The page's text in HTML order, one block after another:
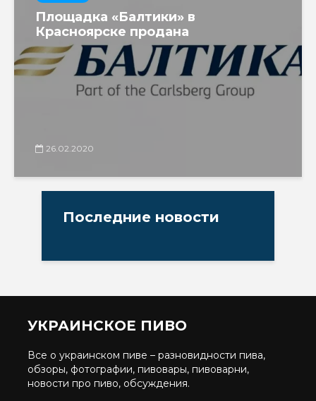
Площадка «Балтики» в
Красноярске продана
26.02.2020
Последние новости
УКРАИНСКОЕ ПИВО
Все о украинском пиве – разновидности пива,
обзоры, фотографии, пивовары, пивоварни,
новости про пиво, обсуждения.